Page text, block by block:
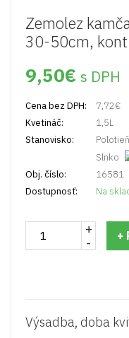
Zemolez
30-50cm,
9,50€ s DPH
Cena bez DPH: 7,72€
Kvetináč:
1,5L
Stanovisko:
Polotieň
Slnko
Obj. číslo:
16581
Dostupnosť:
Na
Zemolez
50cm,
kont.
+
-
+
Výsadba, doba